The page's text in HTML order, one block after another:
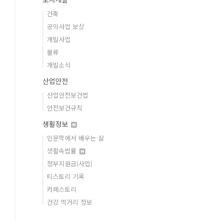
건축
공익사업 보상
개발사업
물류
개발소식
산업안전
산업안전보건법
안전보건규칙
생활정보
인문학에서 배우는 삶
생활속법률
정부지원금(사업)
티스토리 기록
카페스토리
건강 먹거리 정보